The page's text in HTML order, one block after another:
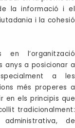
la informació i el
i la cohesió
l’organització
anys a posicionar a
a les
més properes a
en els principis que
tradicionalment:
de